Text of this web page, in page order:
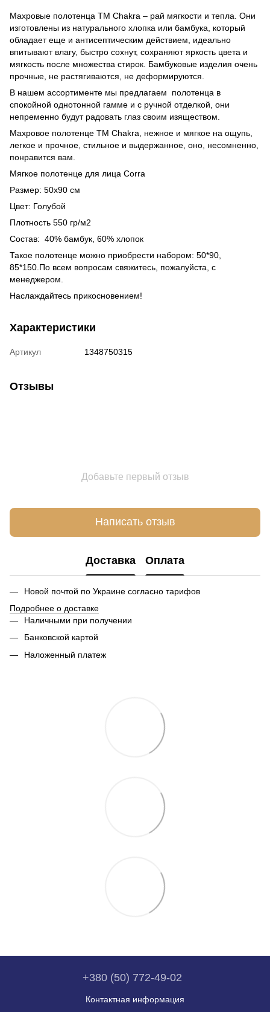
Махровые полотенца ТМ Сhakra – рай мягкости и тепла. Они
изготовлены из натурального хлопка или бамбука, который
обладает еще и антисептическим действием, идеально
впитывают влагу, быстро сохнут, сохраняют яркость цвета и
мягкость после множества стирок. Бамбуковые изделия очень
прочные, не растягиваются, не деформируются.
В нашем ассортименте мы предлагаем полотенца в
спокойной однотонной гамме и с ручной отделкой, они
непременно будут радовать глаз своим изяществом.
Махровое полотенце ТМ Сhakra, нежное и мягкое на ощупь,
легкое и прочное, стильное и выдержанное, оно, несомненно,
понравится вам.
Мягкое полотенце для лица Corra
Размер: 50х90 см
Цвет: Голубой
Плотность 550 гр/м2
Состав: 40% бамбук, 60% хлопок
Такое полотенце можно приобрести набором: 50*90,
85*150.По всем вопросам свяжитесь, пожалуйста, с
менеджером.
Наслаждайтесь прикосновением!
Характеристики
Артикул 1348750315
Отзывы
Добавьте первый отзыв
Написать отзыв
Доставка Оплата
Новой почтой по Украине согласно тарифов
Подробнее о доставке
Наличными при получении
Банковской картой
Наложенный платеж
+380 (50) 772-49-02
Контактная информация